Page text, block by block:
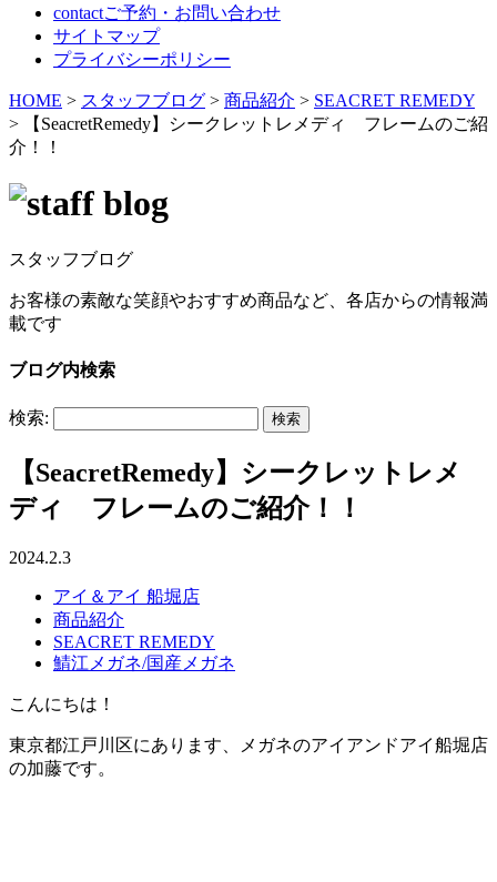
contactご予約・お問い合わせ
サイトマップ
プライバシーポリシー
HOME > スタッフブログ > 商品紹介 > SEACRET REMEDY
>
【SeacretRemedy】シークレットレメディ フレームのご紹
介！！
スタッフブログ
お客様の素敵な笑顔やおすすめ商品など、各店からの情報満
載です
ブログ内検索
検索:
【SeacretRemedy】シークレットレメ
ディ フレームのご紹介！！
2024.2.3
アイ＆アイ 船堀店
商品紹介
SEACRET REMEDY
鯖江メガネ/国産メガネ
こんにちは！
東京都江戸川区にあります、メガネのアイアンドアイ船堀店
の加藤です。